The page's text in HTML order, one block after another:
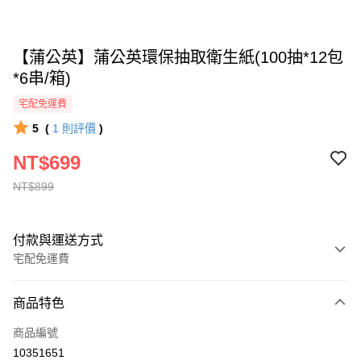
【蒲公英】蒲公英環保抽取衛生紙(100抽*12包
*6串/箱)
宅配免運費
5 ( 1 則評價 )
NT$899
NT$699
付款與運送方式
宅配免運費
全家線上支付
運送方式
商品特色
商品編號
10351651